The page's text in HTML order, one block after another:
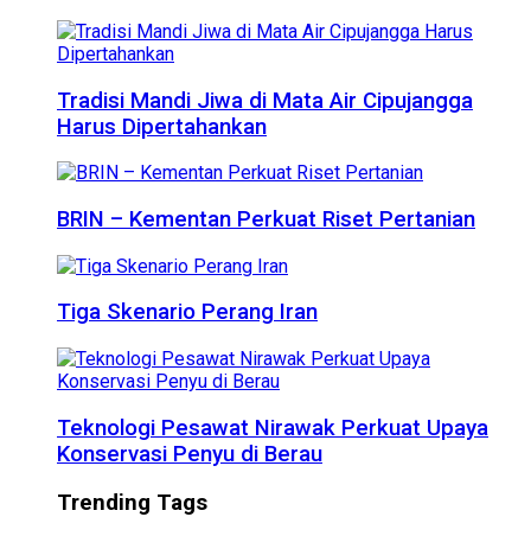
Tradisi Mandi Jiwa di Mata Air Cipujangga
Harus Dipertahankan
BRIN – Kementan Perkuat Riset Pertanian
Tiga Skenario Perang Iran
Teknologi Pesawat Nirawak Perkuat Upaya
Konservasi Penyu di Berau
Trending Tags